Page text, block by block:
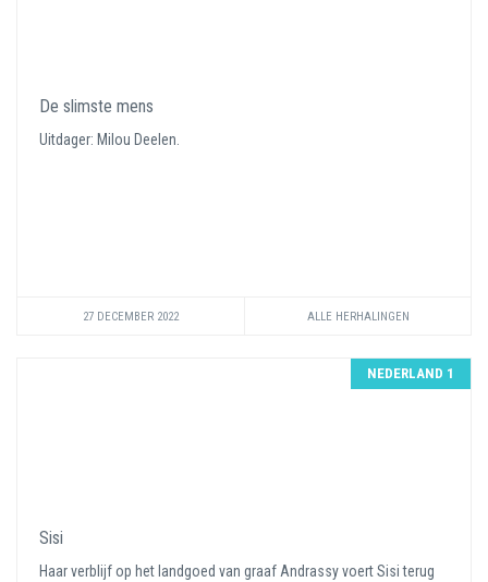
De slimste mens
Uitdager: Milou Deelen.
27 DECEMBER 2022 ALLE HERHALINGEN
NEDERLAND 1
Sisi
Haar verblijf op het landgoed van graaf Andrassy voert Sisi terug